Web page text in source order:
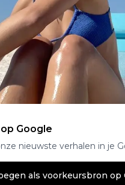
Google
nieuwste verhalen in je
als voorkeursbron op